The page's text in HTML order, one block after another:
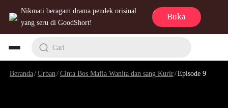
Nikmati beragam drama pendek orisinal
yang seru di GoodShort!
Buka
Cari
Beranda/Urban /Cinta Bos Mafia Wanita dan sang Kurir/Episode 9